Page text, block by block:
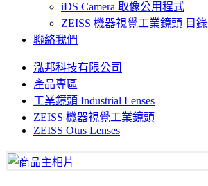
iDS Camera 取像公用程式
ZEISS 機器視覺工業鏡頭 目錄
聯絡我們
泓邦科技有限公司
產品專區
工業鏡頭 Industrial Lenses
ZEISS 機器視覺工業鏡頭
ZEISS Otus Lenses